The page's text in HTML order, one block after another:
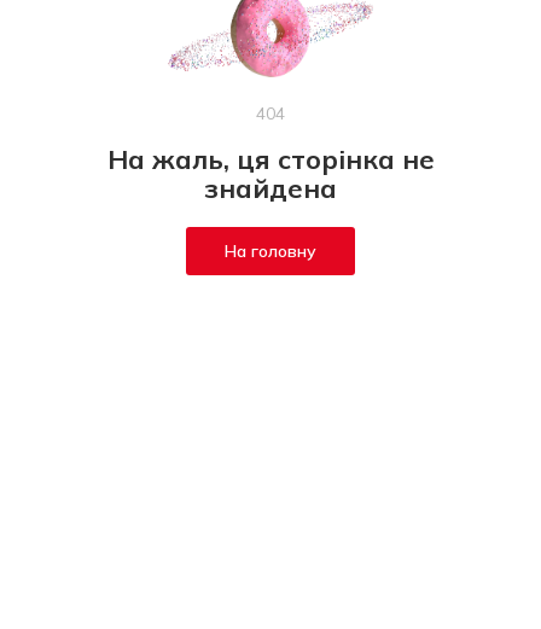
404
На жаль, ця сторінка не
знайдена
На головну